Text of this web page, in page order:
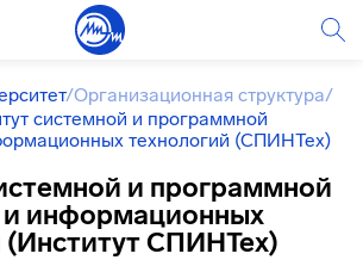
/Организационная структура/
системной и программной
технологий (СПИНТех)
и программной
информационных
(Институт СПИНТех)